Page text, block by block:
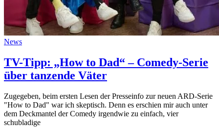
News
TV-Tipp: „How to Dad“ – Comedy-Serie
über tanzende Väter
Zugegeben, beim ersten Lesen der Presseinfo zur neuen ARD-Serie
"How to Dad" war ich skeptisch. Denn es erschien mir auch unter
dem Deckmantel der Comedy irgendwie zu einfach, vier
schubladige